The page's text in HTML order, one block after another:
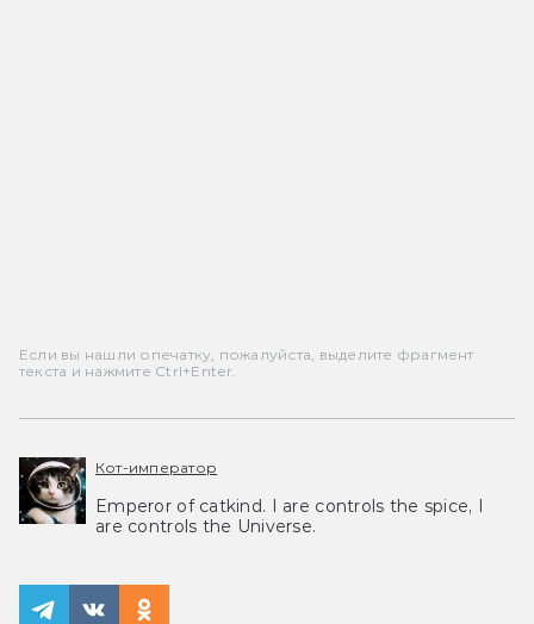
Если вы нашли опечатку, пожалуйста, выделите фрагмент
текста и нажмите Ctrl+Enter.
Кот-император
Emperor of catkind. I are controls the spice, I
are controls the Universe.